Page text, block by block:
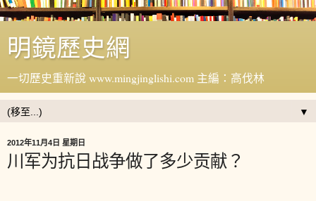
明鏡歷史網
一切歷史重新說 www.mingjinglishi.com 主編：高伐林
▼
2012年11月4日 星期日
川军为抗日战争做了多少贡献？